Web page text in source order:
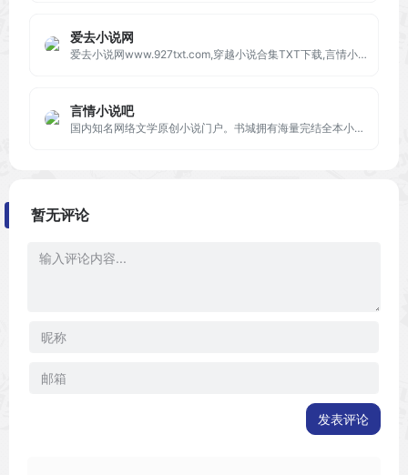
爱去小说网
爱去小说网www.927txt.com,穿越小说合集TXT下载,言情小说,玄幻修真,武侠小说,穿越电子书,专业手机全本完结TXT小说打包下载网站
言情小说吧
国内知名网络文学原创小说门户。书城拥有海量完结全本小说，每日更新言情、都市、耽美、穿越、官场、重生、玄幻、女尊等小说的连载最新章节，定期发布阅读小说排行榜单。
暂无评论
发表评论